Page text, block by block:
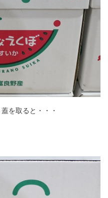
を取ると・・・